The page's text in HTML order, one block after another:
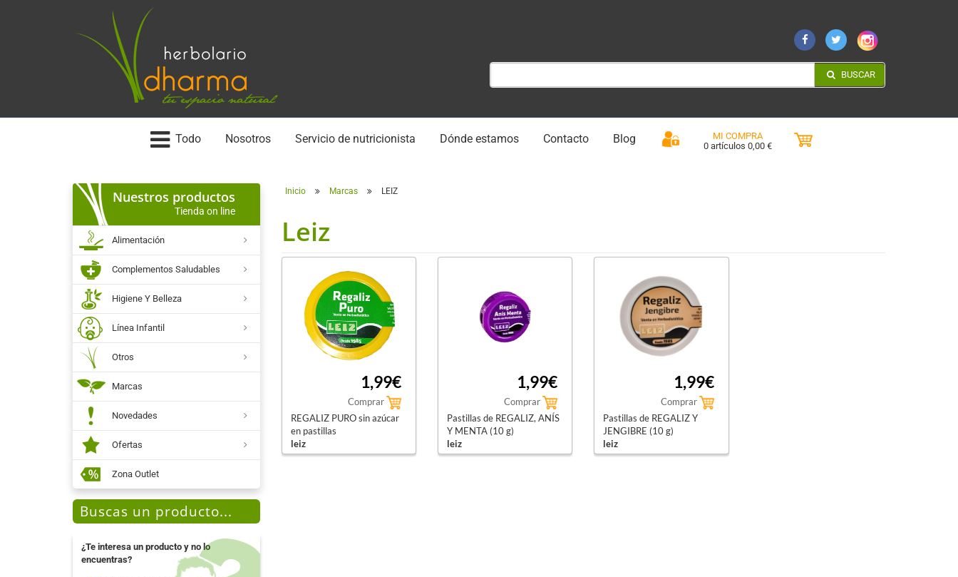
BUSCAR
Todo Nosotros Servicio de nutricionista Dónde estamos Contacto Blog
MI COMPRA
0 artículos 0,00 €
Nuestros productos
Tienda on line
Alimentación
Complementos Saludables
Higiene Y Belleza
Línea Infantil
Otros
Marcas
Novedades
Ofertas
Zona Outlet
Buscas un producto...
¿Te interesa un producto y no lo
encuentras?
Inicio Marcas LEIZ
Leiz
1,99€
Comprar
REGALIZ PURO sin azúcar
en pastillas
leiz
1,99€
Comprar
Pastillas de REGALIZ, ANÍS
Y MENTA (10 g)
leiz
1,99€
Comprar
Pastillas de REGALIZ Y
JENGIBRE (10 g)
leiz